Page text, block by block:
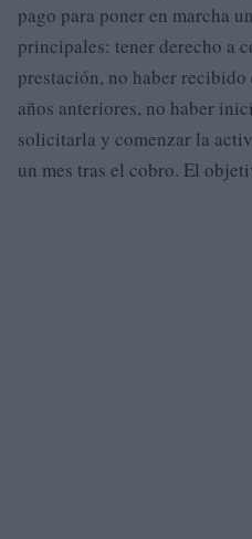
pago para poner en marcha
principales: tener derecho a
prestación, no haber recibido
años anteriores, no haber
solicitarla y comenzar la
un mes tras el cobro. El